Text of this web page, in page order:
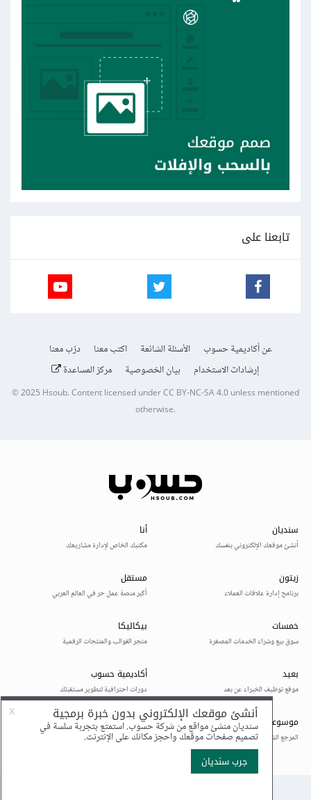
تابعنا على
عن أكاديمية حسوب الأسئلة الشائعة اكتب معنا
درّب معنا
إرشادات الاستخدام
بيان الخصوصية مركز المساعدة
© 2025Hsoub.Content licensed underCC BY-NC-SA 4.0unless mentioned
otherwise.